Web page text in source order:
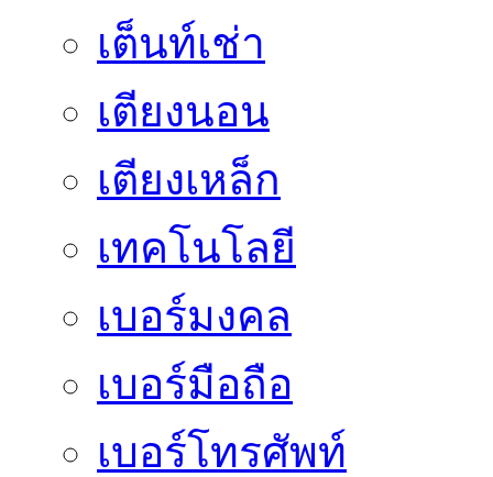
เต็นท์เช่า
เตียงนอน
เตียงเหล็ก
เทคโนโลยี
เบอร์มงคล
เบอร์มือถือ
เบอร์โทรศัพท์